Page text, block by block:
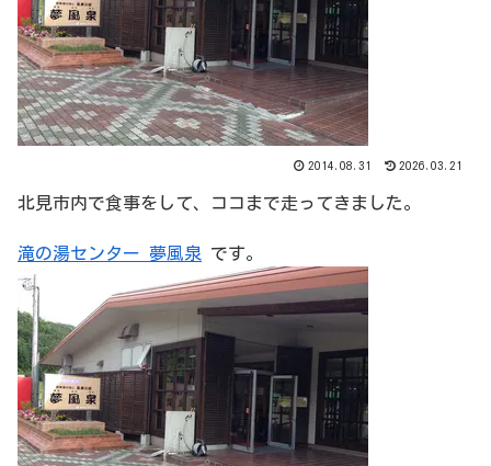
2014.08.31 2026.03.21
北見市内で食事をして、ココまで走ってきました。
滝の湯センター 夢風泉 です。